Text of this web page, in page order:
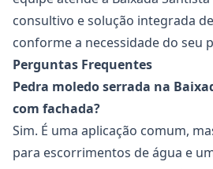
consultivo e solução integrada
conforme a necessidade do seu
Perguntas Frequentes
Pedra moledo serrada na
com fachada?
Sim. É uma aplicação comum,
para escorrimentos de água e